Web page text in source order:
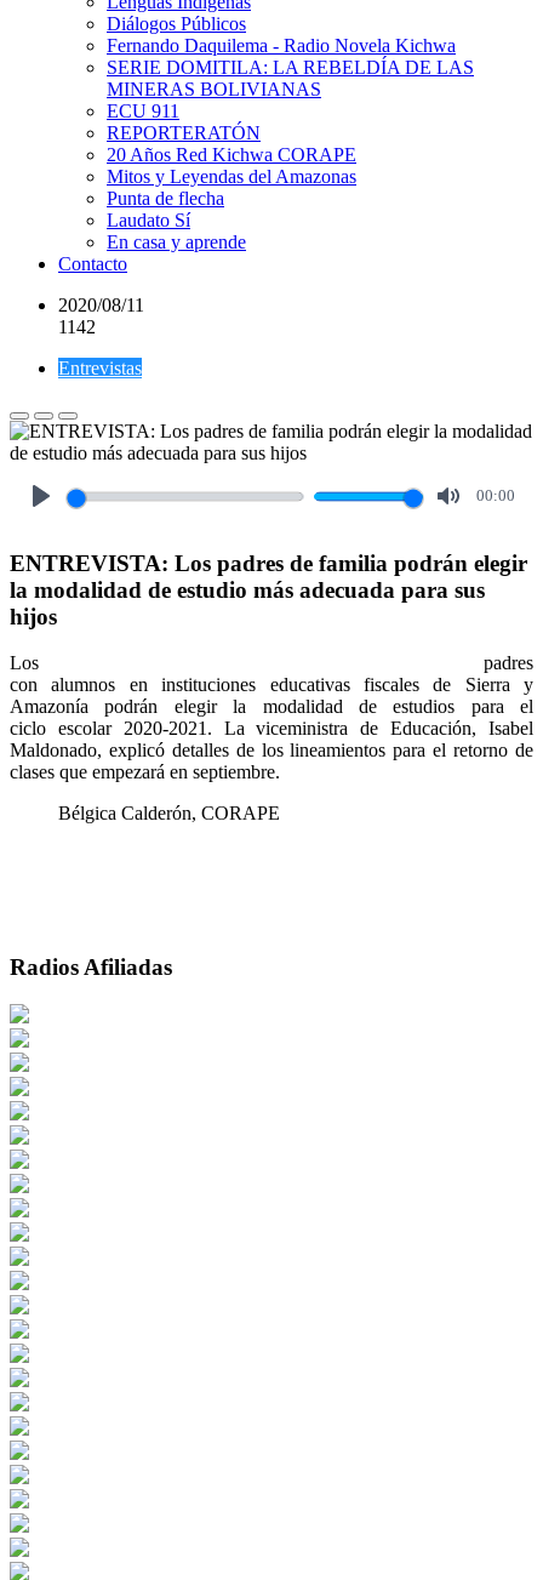
Diálogos Públicos
Fernando Daquilema - Radio Novela Kichwa
SERIE DOMITILA: LA REBELDÍA DE LAS
MINERAS BOLIVIANAS
ECU 911
REPORTERATÓN
20 Años Red Kichwa CORAPE
Mitos y Leyendas del Amazonas
Punta de flecha
Laudato Sí
En casa y aprende
Contacto
2020/08/11
1142
Entrevistas
00:00
ENTREVISTA: Los padres de familia podrán elegir
la modalidad de estudio más adecuada para sus
hijos
Los padres
con alumnos en instituciones educativas fiscales de Sierra y
Amazonía podrán elegir la modalidad de estudios para el
ciclo escolar 2020-2021. La viceministra de Educación, Isabel
Maldonado, explicó detalles de los lineamientos para el retorno de
clases que empezará en septiembre.
Bélgica Calderón, CORAPE
Radios Afiliadas